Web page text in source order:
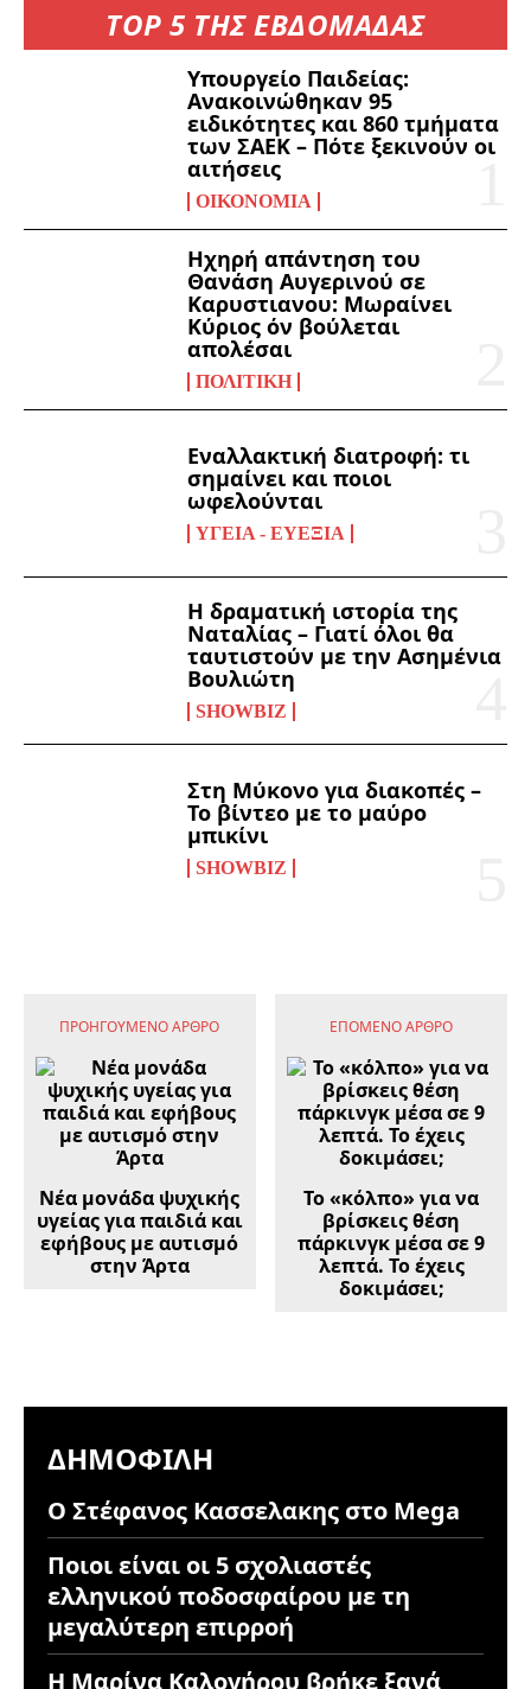
TOP 5 ΤΗΣ ΕΒΔΟΜΑΔΑΣ
Υπουργείο Παιδείας:
Ανακοινώθηκαν 95
ειδικότητες και 860 τμήματα
των ΣΑΕΚ – Πότε ξεκινούν οι
αιτήσεις
ΟΙΚΟΝΟΜΊΑ
Ηχηρή απάντηση του
Θανάση Αυγερινού σε
Καρυστιανου: Μωραίνει
Κύριος όν βούλεται
απολέσαι
ΠΟΛΙΤΙΚΉ
Εναλλακτική διατροφή: τι
σημαίνει και ποιοι
ωφελούνται
ΥΓΕΊΑ - ΕΥΕΞΊΑ
Η δραματική ιστορία της
Ναταλίας – Γιατί όλοι θα
ταυτιστούν με την Ασημένια
Βουλιώτη
SHOWBIZ
Στη Μύκονο για διακοπές –
Το βίντεο με το μαύρο
μπικίνι
SHOWBIZ
ΠΡΟΗΓΟΎΜΕΝΟ ΆΡΘΡΟ
Νέα μονάδα ψυχικής
υγείας για παιδιά και
εφήβους με αυτισμό
στην Άρτα
ΕΠΌΜΕΝΟ ΆΡΘΡΟ
Το «κόλπο» για να
βρίσκεις θέση
πάρκινγκ μέσα σε 9
λεπτά. Το έχεις
δοκιμάσει;
ΔΗΜΟΦΙΛΉ
Ο Στέφανος Κασσελακης στο Mega
Ποιοι είναι οι 5 σχολιαστές
ελληνικού ποδοσφαίρου με τη
μεγαλύτερη επιρροή
Η Μαρίνα Καλογήρου βρήκε ξανά